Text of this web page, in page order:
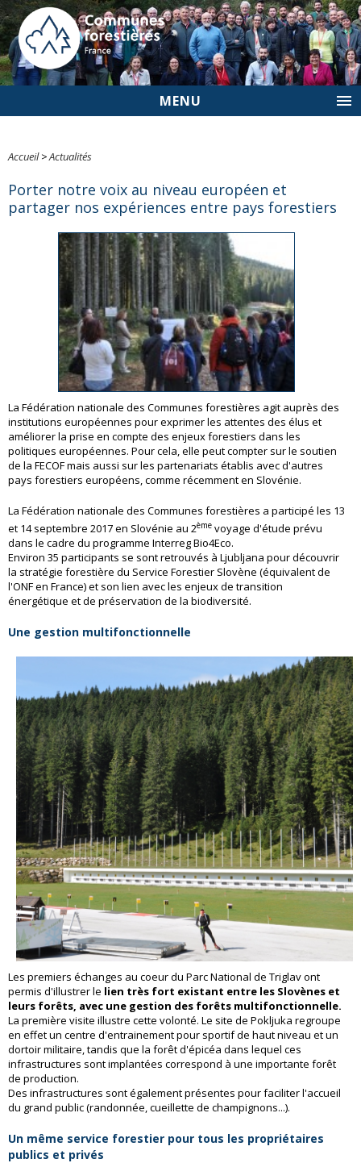
MENU
Accueil>Actualités
Porter notre voix au niveau européen et
partager nos expériences entre pays forestiers
La Fédération nationale des Communes forestières agit auprès des
institutions européennes pour exprimer les attentes des élus et
améliorer la prise en compte des enjeux forestiers dans les
politiques européennes. Pour cela, elle peut compter sur le soutien
de la FECOF mais aussi sur les partenariats établis avec d'autres
pays forestiers européens, comme récemment en Slovénie.
La Fédération nationale des Communes forestières a participé les 13
et 14 septembre 2017 en Slovénie au 2ème voyage d'étude prévu
dans le cadre du programme Interreg Bio4Eco.
Environ 35 participants se sont retrouvés à Ljubljana pour découvrir
la stratégie forestière du Service Forestier Slovène (équivalent de
l'ONF en France) et son lien avec les enjeux de transition
énergétique et de préservation de la biodiversité.
Une gestion multifonctionnelle
Les premiers échanges au coeur du Parc National de Triglav ont
permis d'illustrer le lien très fort existant entre les Slovènes et
leurs forêts, avec une gestion des forêts multifonctionnelle.
La première visite illustre cette volonté. Le site de Pokljuka regroupe
en effet un centre d'entrainement pour sportif de haut niveau et un
dortoir militaire, tandis que la forêt d'épicéa dans lequel ces
infrastructures sont implantées correspond à une importante forêt
de production.
Des infrastructures sont également présentes pour faciliter l'accueil
du grand public (randonnée, cueillette de champignons...).
Un même service forestier pour tous les propriétaires
publics et privés